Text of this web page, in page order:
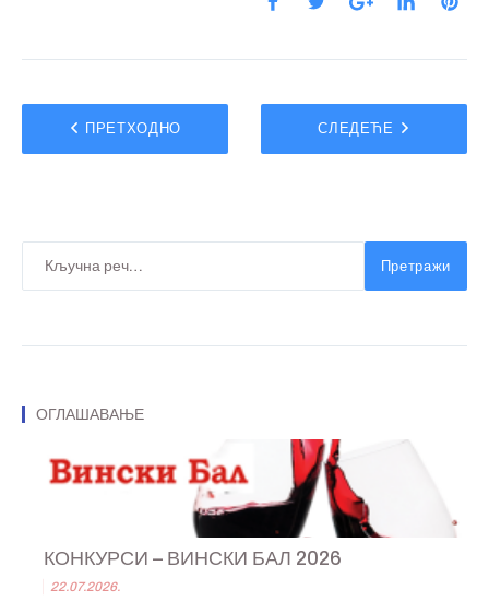
ПРЕТХОДНО СЛЕДЕЋЕ
Претражи
ОГЛАШАВАЊЕ
КОНКУРСИ – ВИНСКИ БАЛ 2026
22.07.2026.